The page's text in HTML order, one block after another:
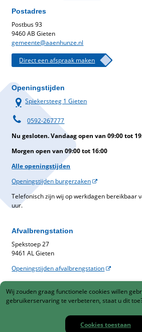
Wij zouden graag functionele cookies willen
gebruikerservaring te verbeteren, staat u dit
Cookies toestaan
Postadres
Postbus 93
9460 AB Gieten
gemeente@aaenhunze.nl
Direct een afspraak maken
Openingstijden
Spiekersteeg 1 Gieten
0592-267777
Nu gesloten. Vandaag open van 09:00 tot
Morgen open van 09:00 tot 16:00
Alle openingstijden
Openingstijden burgerzaken
Telefonisch zijn wij op werkdagen bereikbaar
uur.
Afvalbrengstation
Spekstoep 27
9461 AL Gieten
Openingstijden afvalbrengstation
Gemeentelijke belastingen